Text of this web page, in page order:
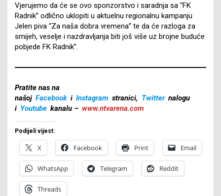
Vjerujemo da će se ovo sponzorstvo i saradnja sa “FK
Radnik” odlično uklopiti u aktuelnu regionalnu kampanju
Jelen piva “Za naša dobra vremena” te da će razloga za
smijeh, veselje i nazdravljanja biti još više uz brojne buduće
pobjede FK Radnik”.
Pratite nas na
našoj Facebook i Instagram stranici, Twitter nalogu
i Youtube kanalu – www.ntvarena.com
Podijeli vijest:
X Facebook Print Email
WhatsApp Telegram Reddit
Threads